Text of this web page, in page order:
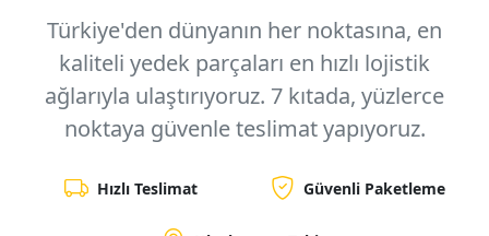
Türkiye'den dünyanın her noktasına, en
kaliteli yedek parçaları en hızlı lojistik
ağlarıyla ulaştırıyoruz. 7 kıtada, yüzlerce
noktaya güvenle teslimat yapıyoruz.
Hızlı Teslimat Güvenli Paketleme